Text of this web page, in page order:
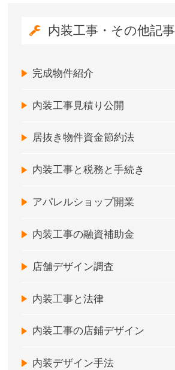
内装工事・その他記事
完成物件紹介
内装工事見積り公開
居抜き物件資金節約法
内装工事と税務と手続き
アパレルショップ開業
内装工事の融資補助金
店舗デザイン調査
内装工事と法律
内装工事の店鋪デザイン
内装デザイン手法